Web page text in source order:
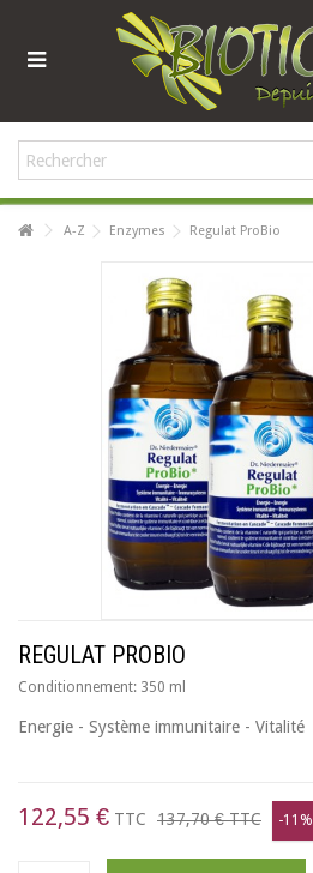
A-Z Enzymes Regulat ProBio
REGULAT PROBIO
Conditionnement: 350 ml
Energie - Système immunitaire - Vitalité
122,55 € TTC 137,70 €TTC -11%